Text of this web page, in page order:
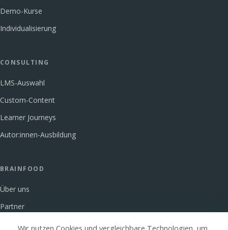
Demo-Kurse
Individualisierung
CONSULTING
LMS-Auswahl
Custom-Content
Learner Journeys
Autor:innen-Ausbildung
BRAINFOOD
Über uns
Partner
GlossarWir nutzen Cookies und vergleichbare Technologien, um